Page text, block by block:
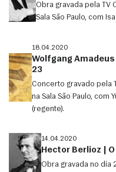
Obra gravada pela TV
Sala São Paulo, com
18.04.2020
Wolfgang
23
Concerto gravado pela
na Sala São Paulo, com
(regente).
14.04.2020
Hector Berlioz | O
Obra gravada no dia